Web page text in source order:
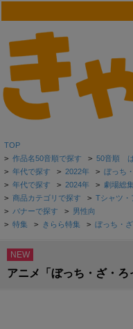
TOP
> 作品名50音順で探す > 50音順
> 年代で探す > 2022年 > ぼっち
> 年代で探す > 2024年 > 劇場総
> 商品カテゴリで探す > Tシャツ・
> バナーで探す > 男性向
> 特集 > きらら特集 > ぼっち・
NEW
アニメ「ぼっち・ざ・